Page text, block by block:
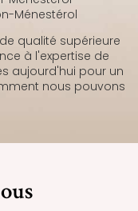
Ménestérol
qualité supérieure
à l'expertise de
aujourd'hui pour un
nous pouvons